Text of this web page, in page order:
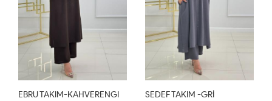
EBRU TAKIM-KAHVERENGI SEDEF TAKIM -GRİ